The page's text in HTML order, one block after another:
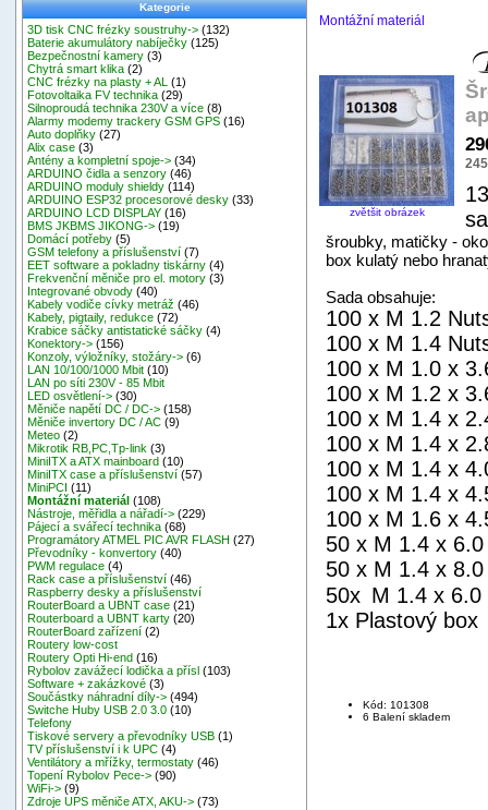
Kategorie
3D tisk CNC frézky soustruhy-> (132)
Baterie akumulátory nabíječky (125)
Bezpečnostní kamery (3)
Chytrá smart klika (2)
CNC frézky na plasty + AL
(1)
Fotovoltaika FV technika (29)
Silnoproudá technika 230V a více (8)
Alarmy modemy trackery GSM GPS (16)
Auto doplňky (27)
Alix case (3)
Antény a kompletní spoje-> (34)
ARDUINO čidla a senzory (46)
ARDUINO moduly shieldy (114)
ARDUINO ESP32 procesorové desky (33)
ARDUINO LCD DISPLAY (16)
BMS JKBMS JIKONG-> (19)
Domácí potřeby (5)
GSM telefony a příslušenství (7)
EET software a pokladny tiskárny (4)
Frekvenční měniče pro el. motory (3)
Integrované obvody (40)
Kabely vodiče cívky metráž (46)
Kabely, pigtaily, redukce (72)
Krabice sáčky antistatické sáčky (4)
Konektory-> (156)
Konzoly, výložníky, stožáry-> (6)
LAN 10/100/1000 Mbit (10)
LAN po síti 230V - 85 Mbit
LED osvětlení-> (30)
Měniče napětí DC / DC-> (158)
Měniče invertory DC / AC (9)
Meteo (2)
Mikrotik RB,PC,Tp-link (3)
MiniITX a ATX mainboard (10)
MiniITX case a příslušenství (57)
MiniPCI (11)
Montážní materiál (108)
Nástroje, měřidla a nářadí-> (229)
Pájecí a svářecí technika (68)
Programátory ATMEL PIC AVR FLASH (27)
Převodníky - konvertory (40)
PWM regulace (4)
Rack case a příslušenství (46)
Raspberry desky a příslušenství
RouterBoard a UBNT case (21)
Routerboard a UBNT karty (20)
RouterBoard zařízení (2)
Routery low-cost
Routery Opti Hi-end (16)
Rybolov zavážecí lodička a přísl (103)
Software + zakázkové (3)
Součástky náhradní díly-> (494)
Switche Huby USB 2.0 3.0 (10)
Telefony
Tiskové servery a převodníky USB (1)
TV příslušenství i k UPC (4)
Ventilátory a mřížky, termostaty (46)
Topení Rybolov Pece-> (90)
WiFi-> (9)
Zdroje UPS měniče ATX, AKU-> (73)
Montážní materiál
zvětšit obrázek
šroubky, matičky -
box kulatý nebo
Sada obsahuje:
100 x M 1.2
100 x M 1.4
100 x M 1.0 x
100 x M 1.2 x
100 x M 1.4 x
100 x M 1.4 x
100 x M 1.4 x
100 x M 1.4 x
100 x M 1.6 x
50 x M 1.4 x
50 x M 1.4 x
50x M 1.4 x 6.0
1x Plastový box
Kód: 101308
6 Balení skladem